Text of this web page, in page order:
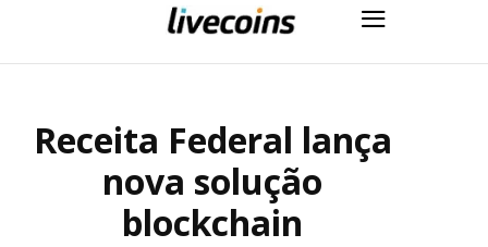
Receita Federal lança
nova solução
blockchain